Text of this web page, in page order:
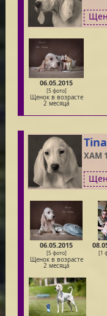
06.05.2015
[5 фото]
Щенок в возрасте
2 месяца
XAM
06.05.2015
[5 фото]
Щенок в возрасте
2 месяца
[1